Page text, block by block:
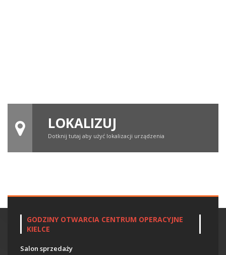
LOKALIZUJ
Dotknij tutaj aby użyć lokalizacji urządzenia
GODZINY OTWARCIA CENTRUM OPERACYJNE
KIELCE
Salon sprzedaży